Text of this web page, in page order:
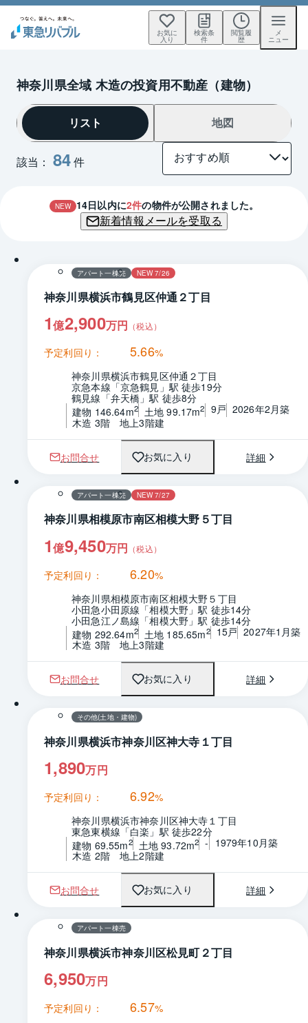
お気に
入り
検索条
件
閲覧履
歴
メ
ニュー
神奈川県全域 木造の投資用不動産（建物）
該当： 84件
リスト 地図
NEW 14日以内に2件の物件が公開されました。
新着情報メールを受取る
アパート一棟売 NEW 7/26
神奈川県横浜市鶴見区仲通２丁目
1億2,900万円 （税込）
予定利回り： 5.66%
神奈川県横浜市鶴見区仲通２丁目
京急本線「京急鶴見」駅 徒歩19分
鶴見線「弁天橋」駅 徒歩8分
建物 146.64m2 土地 99.17m2 9戸 2026年2月築
木造 3階　地上3階建
お問合せ お気に入り 詳細
1 / 0 間取り
アパート一棟売 NEW 7/27
神奈川県相模原市南区相模大野５丁目
1億9,450万円 （税込）
予定利回り： 6.20%
神奈川県相模原市南区相模大野５丁目
小田急小田原線「相模大野」駅 徒歩14分
小田急江ノ島線「相模大野」駅 徒歩14分
建物 292.64m2 土地 185.65m2 15戸 2027年1月築
木造 3階　地上3階建
お問合せ お気に入り 詳細
1 / 0 間取り
その他(土地・建物)
神奈川県横浜市神奈川区神大寺１丁目
1,890万円
予定利回り： 6.92%
神奈川県横浜市神奈川区神大寺１丁目
東急東横線「白楽」駅 徒歩22分
建物 69.55m2 土地 93.72m2 - 1979年10月築
木造 2階　地上2階建
お問合せ お気に入り 詳細
1 / 0 間取り
アパート一棟売
神奈川県横浜市神奈川区松見町２丁目
6,950万円
予定利回り： 6.57%